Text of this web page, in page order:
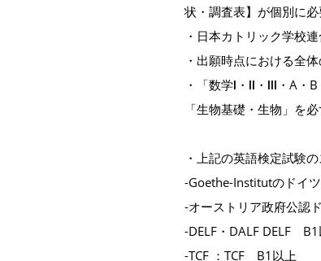
状・調査表】が個別に必
・日本カトリック学校
・出願時点における全
・「数学Ⅰ・Ⅱ・Ⅲ・A・
「生物基礎・生物」を
・上記の英語検定試験
-Goethe-Institutのドイ
-オーストリア政府公認
-DELF・DALF DELF B1
-TCF ：TCF B1以上